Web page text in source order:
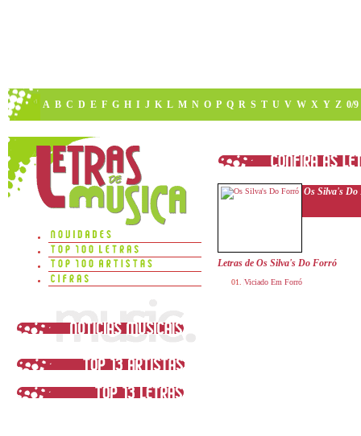
A B C D E F G H I J K L M N O P Q R S T U V W X Y Z 0/9
Os Silva's
Letras de Os Silva's Do Forró
Viciado Em Forró